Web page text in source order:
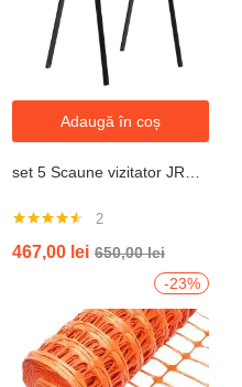
Adaugă în coș
4.50din 5
2
467,00 lei 650,00lei
-23%